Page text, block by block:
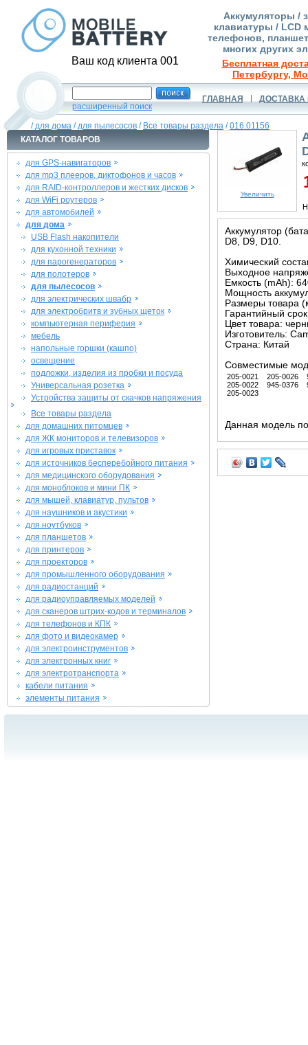
Ваш код клиента 001
Аккумуляторы /
клавиатуры / LCD
телефонов,
многих других
Бесплатная
Петербургу,
расширенный поиск
ГЛАВНАЯ ДОСТАВКА
/для дома /для пылесосов / Все товары раздела /016.01156
КАТАЛОГ ТОВАРОВ
для GPS-навигаторов
для mp3 плееров, диктофонов и часов
для RAID-контроллеров и жестких дисков
для WiFi роутеров
для автомобилей
для дома
USB Flash накопители
для кухонной техники
для парогенераторов
для полотеров
для пылесосов
для электрических швабр
для электробритв и зубных щеток
компьютерная периферия
мебель
напольные горшки (кашпо)
освещение
подложки, изделия из пробки и посуда
Универсальная розетка
Устройства защиты от скачков напряжения
Все товары раздела
для домашних питомцев
для ЖК мониторов и телевизоров
для игровых приставок
для источников бесперебойного питания
для медицинского оборудования
для моноблоков и мини ПК
для мышей, клавиатур, пультов
для наушников и акустики
для ноутбуков
для планшетов
для принтеров
для проекторов
для промышленного оборудования
для радиостанций
для радиоуправляемых моделей
для сканеров штрих-кодов и терминалов
для телефонов и КПК
для фото и видеокамер
для электроинструментов
для электронных книг
для электротранспорта
кабели питания
элементы питания
Увеличить
Аккумулятор
D8, D9, D10.
Химический
Выходное
Емкость (mAh):
Мощность
Размеры товара
Гарантийный
Цвет товара:
Изготовитель:
Страна: Китай
Совместимые
205-0021
205-0022
205-0023
205-0026
945-0376
Данная модель